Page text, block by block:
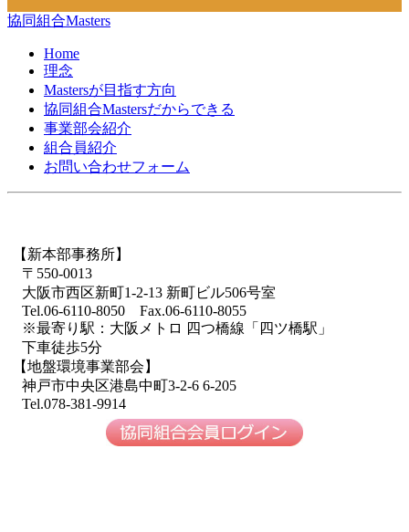
協同組合Masters
Home
理念
Mastersが目指す方向
協同組合Mastersだからできる
事業部会紹介
組合員紹介
お問い合わせフォーム
【新本部事務所】
〒550-0013
大阪市西区新町1-2-13 新町ビル506号室
Tel.06-6110-8050 Fax.06-6110-8055
※最寄り駅：大阪メトロ 四つ橋線「四ツ橋駅」
下車徒歩5分
【地盤環境事業部会】
神戸市中央区港島中町3-2-6 6-205
Tel.078-381-9914